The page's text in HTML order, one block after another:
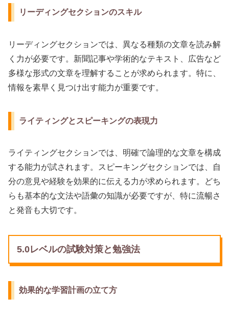
リーディングセクションのスキル
リーディングセクションでは、異なる種類の文章を読み解
く力が必要です。新聞記事や学術的なテキスト、広告など
多様な形式の文章を理解することが求められます。特に、
情報を素早く見つけ出す能力が重要です。
ライティングとスピーキングの表現力
ライティングセクションでは、明確で論理的な文章を構成
する能力が試されます。スピーキングセクションでは、自
分の意見や経験を効果的に伝える力が求められます。どち
らも基本的な文法や語彙の知識が必要ですが、特に流暢さ
と発音も大切です。
5.0レベルの試験対策と勉強法
効果的な学習計画の立て方